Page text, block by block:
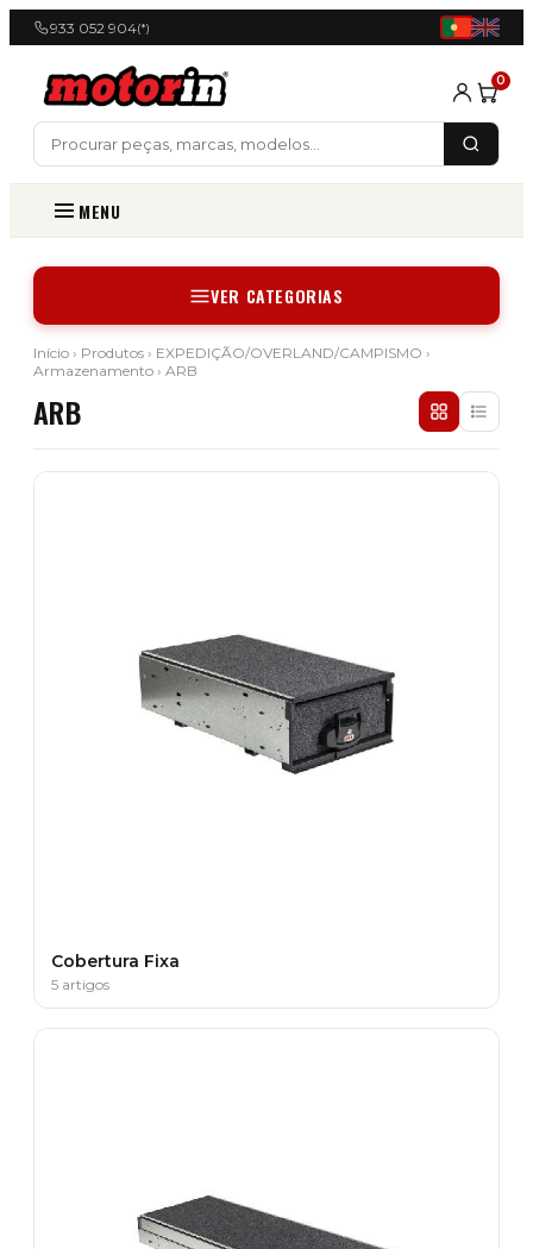
933 052 904(*)
0
MENU
VER CATEGORIAS
Início › Produtos › EXPEDIÇÃO/OVERLAND/CAMPISMO ›
Armazenamento › ARB
ARB
Cobertura Fixa
5 artigos